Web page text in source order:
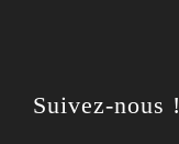
Suivez-nous !